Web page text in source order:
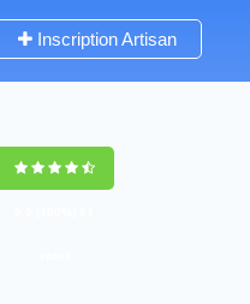
Inscription Artisan